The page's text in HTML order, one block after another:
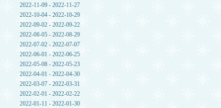
2022-11-09 - 2022-11-27
2022-10-04 - 2022-10-29
2022-09-02 - 2022-09-22
2022-08-05 - 2022-08-29
2022-07-02 - 2022-07-07
2022-06-01 - 2022-06-25
2022-05-08 - 2022-05-23
2022-04-01 - 2022-04-30
2022-03-07 - 2022-03-31
2022-02-01 - 2022-02-22
2022-01-11 - 2022-01-30